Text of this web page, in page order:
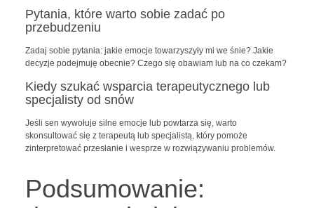
Pytania, które warto sobie zadać po
przebudzeniu
Zadaj sobie pytania: jakie emocje towarzyszyły mi we śnie? Jakie
decyzje podejmuję obecnie? Czego się obawiam lub na co czekam?
Kiedy szukać wsparcia terapeutycznego lub
specjalisty od snów
Jeśli sen wywołuje silne emocje lub powtarza się, warto
skonsultować się z terapeutą lub specjalistą, który pomoże
zinterpretować przesłanie i wesprze w rozwiązywaniu problemów.
Podsumowanie: